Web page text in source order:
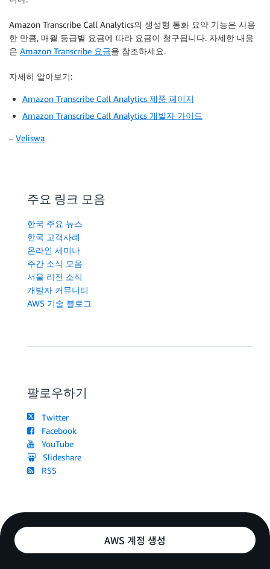
Amazon Transcribe Call Analytics의 생성형 통화 요약 기능은 사용
한 만큼, 매월 등급별 요금에 따라 요금이 청구됩니다. 자세한 내용
은 Amazon Transcribe 요금을 참조하세요.
자세히 알아보기:
Amazon Transcribe Call Analytics 제품 페이지
Amazon Transcribe Call Analytics 개발자 가이드
– Veliswa
주요 링크 모음
한국 주요 뉴스
한국 고객사례
온라인 세미나
주간 소식 모음
서울 리전 소식
개발자 커뮤니티
AWS 기술 블로그
팔로우하기
Twitter
Facebook
YouTube
Slideshare
RSS
AWS 계정 생성